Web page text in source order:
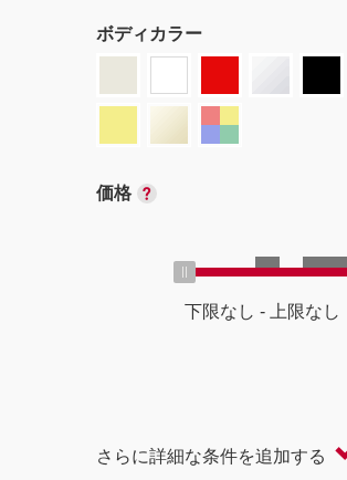
ボディカラー
価格
下限なし - 上限なし
さらに詳細な条件を追加する